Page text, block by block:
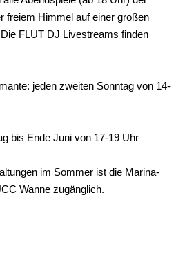
freiem Himmel auf einer großen
FLUT DJ Livestreams finden
jeden zweiten Sonntag von 14-
bis Ende Juni von 17-19 Uhr
im Sommer ist die Marina-
Wanne zugänglich.